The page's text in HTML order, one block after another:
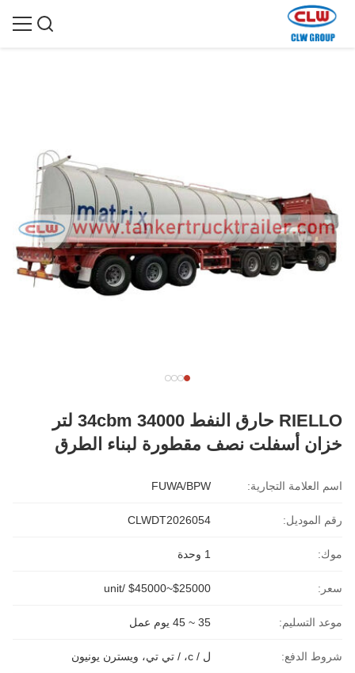
RIELLO حارق النفط 34cbm 34000 لتر
خزان أسفلت نصف مقطورة لبناء الطرق
اسم العلامة التجارية: FUWA/BPW
رقم الموديل: CLWDT2026054
موك: 1 وحدة
سعر: $25000~$45000 /unit
موعد التسليم: 35 ~ 45 يوم عمل
شروط الدفع: ل / c، / تي تي، ويسترن يونيون